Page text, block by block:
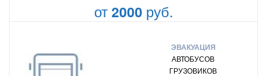
от2000 руб.
ЭВАКУАЦИЯ
АВТОБУСОВ
ГРУЗОВИКОВ